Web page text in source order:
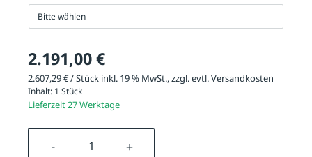
Bitte wählen
2.191,00 €
2.607,29 € / Stück inkl. 19 % MwSt., zzgl. evtl.Versandkosten
Inhalt: 1 Stück
Lieferzeit 27 Werktage
Produkt Anzahl: Gib den